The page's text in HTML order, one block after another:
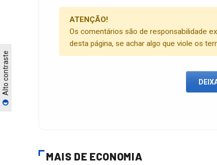
Alto contraste
ATENÇÃO!
Os comentários são de responsabilidade
desta página, se achar algo que viole os
MAIS DE ECONOMIA